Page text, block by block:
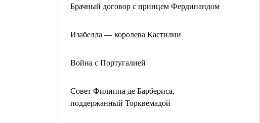
Брачный договор с принцем Фердинандом
Изабелла — королева Кастилии
Война с Португалией
Совет Филиппа де Барбериса,
поддержанный Торквемадой